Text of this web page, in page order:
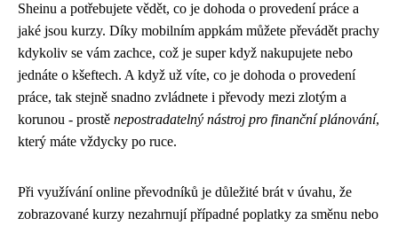
Sheinu a potřebujete vědět, co je dohoda o provedení práce a
jaké jsou kurzy. Díky mobilním appkám můžete převádět prachy
kdykoliv se vám zachce, což je super když nakupujete nebo
jednáte o kšeftech. A když už víte, co je dohoda o provedení
práce, tak stejně snadno zvládnete i převody mezi zlotým a
korunou - prostě nepostradatelný nástroj pro finanční plánování,
který máte vždycky po ruce.
Při využívání online převodníků je důležité brát v úvahu, že
zobrazované kurzy nezahrnují případné poplatky za směnu nebo